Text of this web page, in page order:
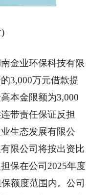
金业环保科技有限
3,000万元借款提
本金限额为3,000
带责任保证反担
生态发展有限公
限公司将按出资比
保在公司2025年度
额度范围内。公司